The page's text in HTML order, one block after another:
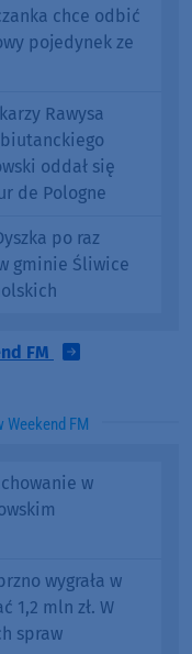
chce odbić
pojedynek ze
Rawysa
oddał się
de Pologne
po raz
gminie Śliwice
FM
Weekend FM
w
wygrała w
1,2 mln zł. W
spraw